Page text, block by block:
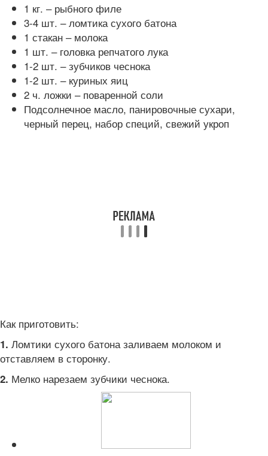
1 кг. – рыбного филе
3-4 шт. – ломтика сухого батона
1 стакан – молока
1 шт. – головка репчатого лука
1-2 шт. – зубчиков чеснока
1-2 шт. – куриных яиц
2 ч. ложки – поваренной соли
Подсолнечное масло, панировочные сухари,
черный перец, набор специй, свежий укроп
Как приготовить:
1. Ломтики сухого батона заливаем молоком и
отставляем в сторонку.
2. Мелко нарезаем зубчики чеснока.